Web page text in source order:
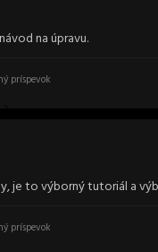
na úpravu.
príspevok
je to výborný tutoriál a
príspevok